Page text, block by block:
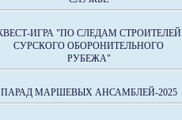
ИГРА "ПО СЛЕДАМ СТРОИТЕЛЕЙ
СУРСКОГО ОБОРОНИТЕЛЬНОГО
РУБЕЖА"
ПАРАД МАРШЕВЫХ АНСАМБЛЕЙ-2025